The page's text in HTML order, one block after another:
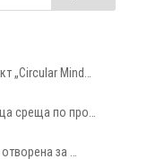
„Circular Mind…
среща по про…
за …